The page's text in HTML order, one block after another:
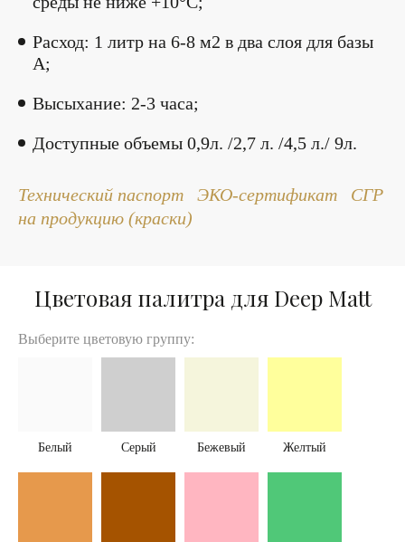
Расход: 1 литр на 6-8 м2 в два слоя для базы
А;
Высыхание: 2-3 часа;
Доступные объемы 0,9л. /2,7 л. /4,5 л./ 9л.
Технический паспорт ЭКО-сертификат
СГР
на продукцию (краски)
Цветовая палитра для Deep Matt
Выберите цветовую группу:
Белый Серый Бежевый Желтый